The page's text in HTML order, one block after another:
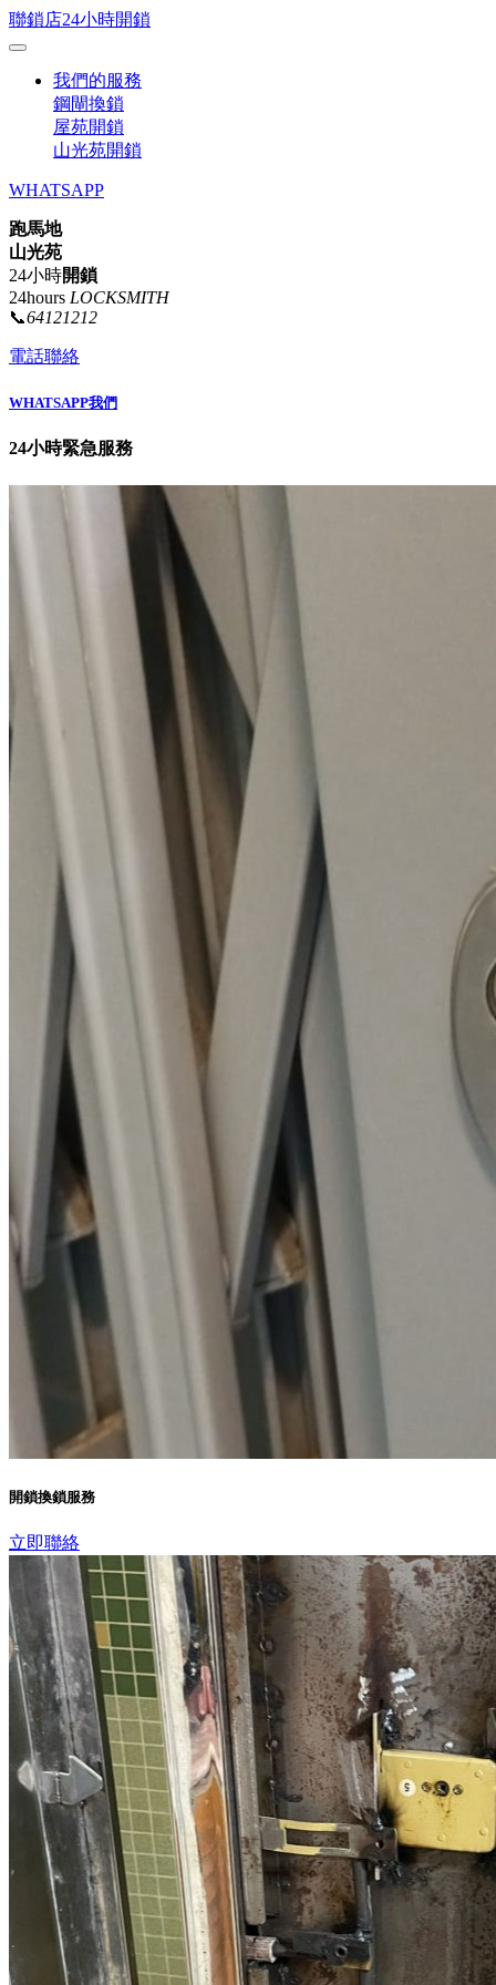
聯鎖店24小時開鎖
我們的服務
鋼閘換鎖
屋苑開鎖
山光苑開鎖
WHATSAPP
跑馬地
山光苑
24小時開鎖
24hours LOCKSMITH
📞64121212
電話聯絡
WHATSAPP我們
24小時緊急服務
開鎖換鎖服務
立即聯絡